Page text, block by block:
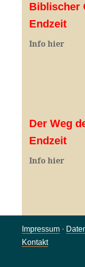
Biblischer
Endzeit
Info hier
Der Weg
Endzeit
Info hier
Impressum·
Kontakt